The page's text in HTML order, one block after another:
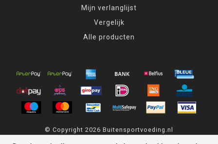
Mijn verlanglijst
Vergelijk
Alle producten
© Copyright 2026 Buitensportvoeding.nl